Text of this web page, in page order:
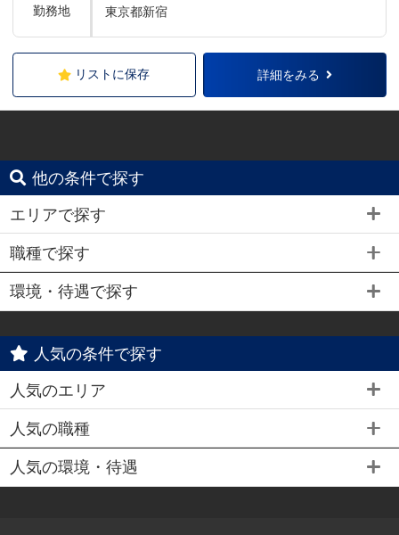
勤務地 東京都新宿
リストに保存 詳細をみる
他の条件で探す
エリアで探す
職種で探す
環境・待遇で探す
人気の条件で探す
人気のエリア
人気の職種
人気の環境・待遇